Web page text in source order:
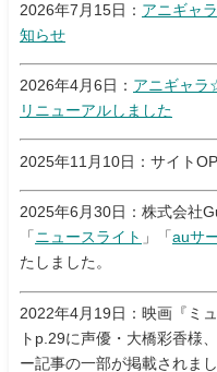
2026年7月15日： アニギャ
知らせ
2026年4月6日： アニギャラ
リニューアルしました
2025年11月10日：サイト
2025年6月30日：株式会社
「 ニュースライト 」「 auサ
たしました。
2022年4月19日：映画『ミ
トp.29に声優・大橋彩香様
ー記事の一部が掲載されまし